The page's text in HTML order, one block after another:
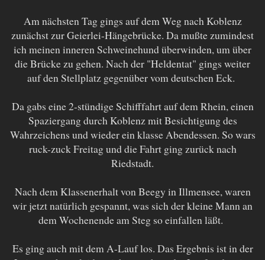
Am nächsten Tag gings auf dem Weg nach Koblenz
zunächst zur Geierlei-Hängebrücke. Da mußte zumindest
ich meinen inneren Schweinehund überwinden, um über
die Brücke zu gehen. Nach der "Heldentat" gings weiter
auf den Stellplatz gegenüber vom deutschen Eck.
Da gabs eine 2-stündige Schifffahrt auf dem Rhein, einen
Spaziergang durch Koblenz mit Besichtigung des
Wahrzeichens und wieder ein klasse Abendessen. So wars
ruck-zuck Freitag und die Fahrt ging zurück nach
Riedstadt.
Nach dem Klassenerhalt von Beegy in Illmensee, waren
wir jetzt natürlich gespannt, was sich der kleine Mann an
dem Wochenende am Steg so einfallen läßt.
Es ging auch mit dem A-Lauf los. Das Ergebnis ist in der